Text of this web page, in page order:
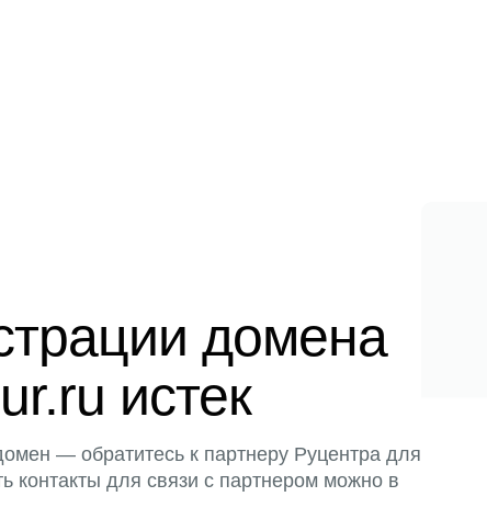
домена
истек
— обратитесь к партнеру Руцентра для
контакты для связи с партнером можно в